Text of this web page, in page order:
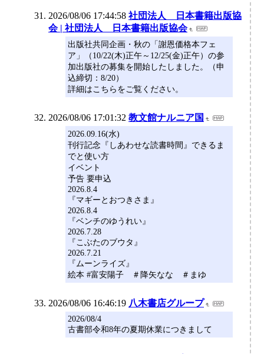
2026/08/06 17:44:58 社団法人 日本書籍出版協
会 | 社団法人 日本書籍出版協会
出版社共同企画・秋の「謝恩価格本フェ
ア」（10/22(木)正午～12/25(金)正午）の参
加出版社の募集を開始したしました。（申
込締切：8/20）
詳細はこちらをご覧ください。
2026/08/06 17:01:32 教文館ナルニア国
2026.09.16(水)
刊行記念『しあわせな読書時間』できるま
でと使い方
イベント
予告 要申込
2026.8.4
『マギーとおつきさま』
2026.8.4
『ベンチのゆうれい』
2026.7.28
『こぶたのブウタ』
2026.7.21
『ムーンライズ』
絵本 #富安陽子 ＃降矢なな ＃まゆ
2026/08/06 16:46:19 八木書店グループ
2026/08/4
古書部令和8年の夏期休業につきまして